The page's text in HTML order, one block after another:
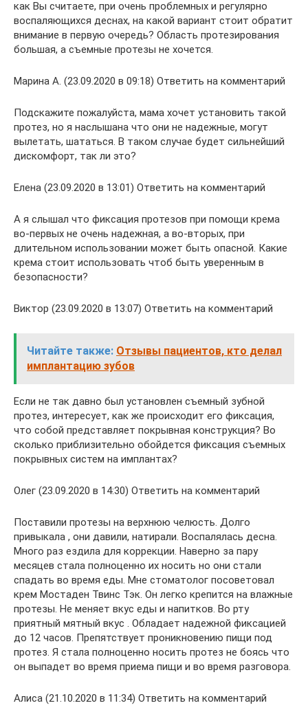
как Вы считаете, при очень проблемных и регулярно
воспаляющихся деснах, на какой вариант стоит обратит
внимание в первую очередь? Область протезирования
большая, а съемные протезы не хочется.
Марина А. (23.09.2020 в 09:18) Ответить на комментарий
Подскажите пожалуйста, мама хочет установить такой
протез, но я наслышана что они не надежные, могут
вылетать, шататься. В таком случае будет сильнейший
дискомфорт, так ли это?
Елена (23.09.2020 в 13:01) Ответить на комментарий
А я слышал что фиксация протезов при помощи крема
во-первых не очень надежная, а во-вторых, при
длительном использовании может быть опасной. Какие
крема стоит использовать чтоб быть уверенным в
безопасности?
Виктор (23.09.2020 в 13:07) Ответить на комментарий
Читайте также: Отзывы пациентов, кто делал
имплантацию зубов
Если не так давно был установлен съемный зубной
протез, интересует, как же происходит его фиксация,
что собой представляет покрывная конструкция? Во
сколько приблизительно обойдется фиксация съемных
покрывных систем на имплантах?
Олег (23.09.2020 в 14:30) Ответить на комментарий
Поставили протезы на верхнюю челюсть. Долго
привыкала , они давили, натирали. Воспалялась десна.
Много раз ездила для коррекции. Наверно за пару
месяцев стала полноценно их носить но они стали
спадать во время еды. Мне стоматолог посоветовал
крем Мостаден Твинс Тэк. Он легко крепится на влажные
протезы. Не меняет вкус еды и напитков. Во рту
приятный мятный вкус . Обладает надежной фиксацией
до 12 часов. Препятствует проникновению пищи под
протез. Я стала полноценно носить протез не боясь что
он выпадет во время приема пищи и во время разговора.
Алиса (21.10.2020 в 11:34) Ответить на комментарий